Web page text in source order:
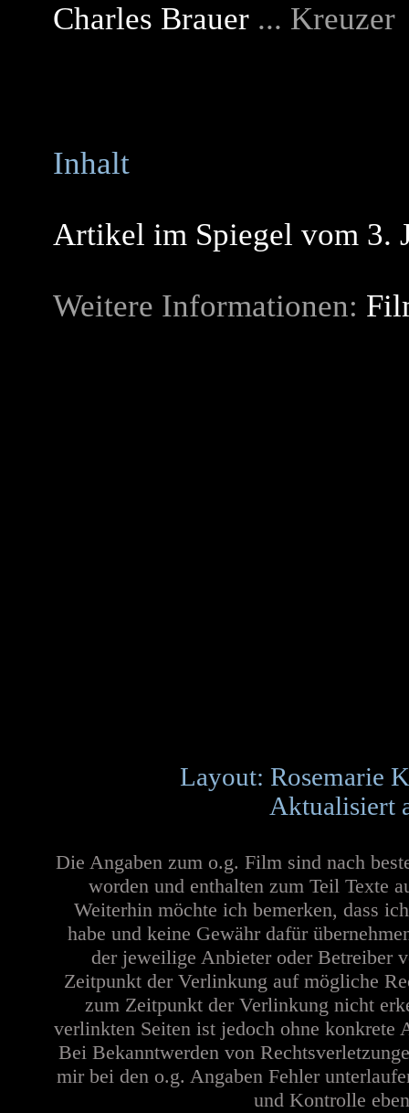
Charles Brauer ... Kreuzer
Inhalt
Artikel im Spiegel vom 3.
Weitere Informationen:
Layout: Rosemarie
Aktualisiert
Die Angaben zum o.g. Film sind nach
worden und enthalten zum Teil Texte
Weiterhin möchte ich bemerken, dass
habe und keine Gewähr dafür
der jeweilige Anbieter oder Betreiber
Zeitpunkt der Verlinkung auf mögliche
zum Zeitpunkt der Verlinkung nicht
verlinkten Seiten ist jedoch ohne konkrete
Bei Bekanntwerden von
mir bei den o.g. Angaben Fehler
und Kontrolle